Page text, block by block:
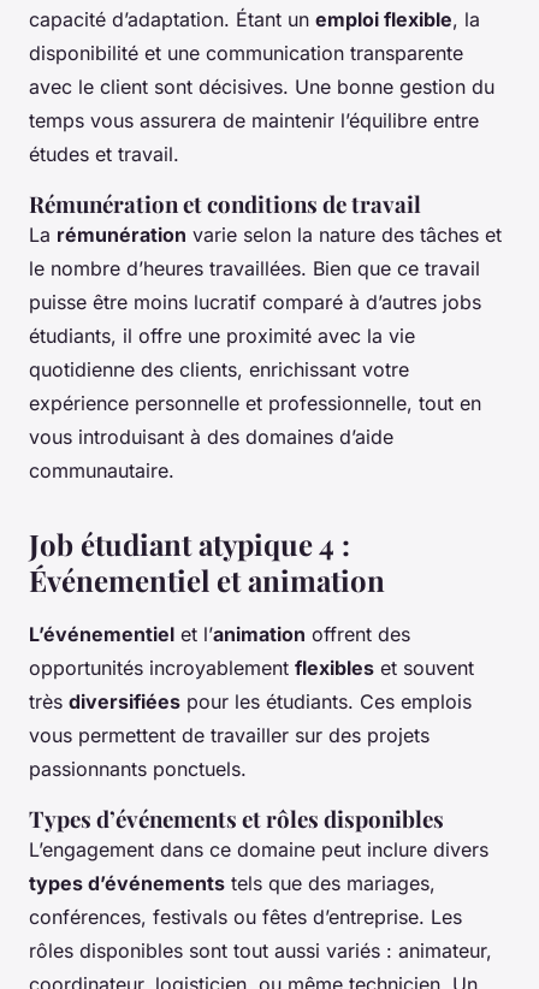
capacité d’adaptation. Étant un emploi flexible, la
disponibilité et une communication transparente
avec le client sont décisives. Une bonne gestion du
temps vous assurera de maintenir l’équilibre entre
études et travail.
Rémunération et conditions de travail
La rémunération varie selon la nature des tâches et
le nombre d’heures travaillées. Bien que ce travail
puisse être moins lucratif comparé à d’autres jobs
étudiants, il offre une proximité avec la vie
quotidienne des clients, enrichissant votre
expérience personnelle et professionnelle, tout en
vous introduisant à des domaines d’aide
communautaire.
Job étudiant atypique 4 :
Événementiel et animation
L’événementiel et l’animation offrent des
opportunités incroyablement flexibles et souvent
très diversifiées pour les étudiants. Ces emplois
vous permettent de travailler sur des projets
passionnants ponctuels.
Types d’événements et rôles disponibles
L’engagement dans ce domaine peut inclure divers
types d’événements tels que des mariages,
conférences, festivals ou fêtes d’entreprise. Les
rôles disponibles sont tout aussi variés : animateur,